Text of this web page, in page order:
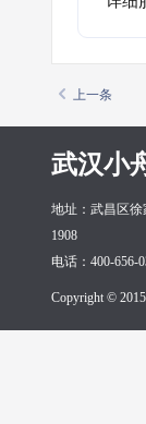
上一条
武汉小
地址：武昌区
1908
电话：400-656-
Copyright ©